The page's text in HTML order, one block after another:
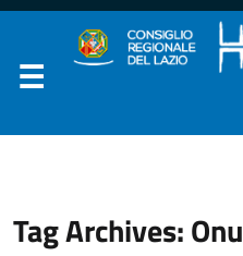
Tag Archives: Onu